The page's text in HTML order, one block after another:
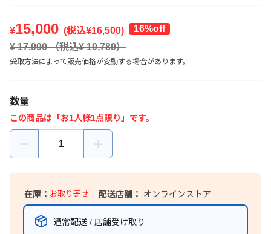
¥15,000 (税込¥16,500)
16%off
¥ 17,990（税込¥19,789）
受取方法によって販売価格が変動する場合があります。
数量
この商品は「お1人様1点限り」です。
在庫： お取り寄せ 配送店舗： オンラインストア
通常配送 / 店舗受け取り